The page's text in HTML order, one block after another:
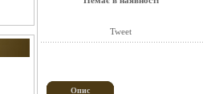
Tweet
Опис